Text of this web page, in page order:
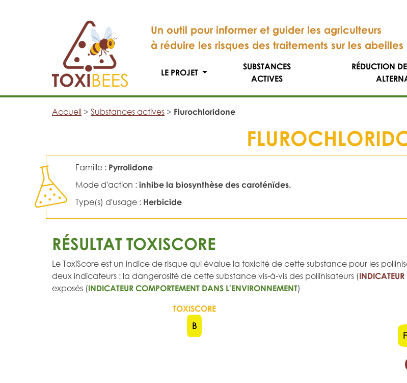
Un outil pour informer et guider les agriculteurs
à réduire les risques des traitements sur les abeilles
LE PROJET
SUBSTANCES
ACTIVES
RÉDUCTION
Accueil > Substances actives > Flurochloridone
Famille : Pyrrolidone
Mode d'action : inhibe la biosynthèse des caroténïdes.
Type(s) d'usage : Herbicide
RÉSULTAT TOXISCORE
Le ToxiScore est un indice de risque qui évalue la toxicité de cette substance pour les
deux indicateurs : la dangerosité de cette substance vis-à-vis des pollinisateurs (
exposés (INDICATEUR COMPORTEMENT DANS L'ENVIRONNEMENT)
TOXISCORE
B